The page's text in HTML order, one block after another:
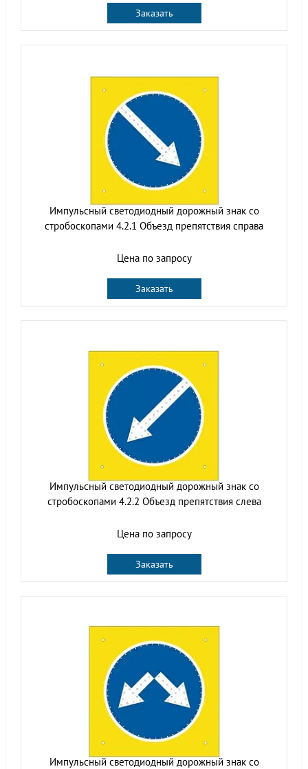
Заказать
Импульсный cветодиодный дорожный знак со
стробоскопами 4.2.1 Объезд препятствия справа
Цена по запросу
Заказать
Импульсный cветодиодный дорожный знак со
стробоскопами 4.2.2 Объезд препятствия слева
Цена по запросу
Заказать
Импульсный cветодиодный дорожный знак со